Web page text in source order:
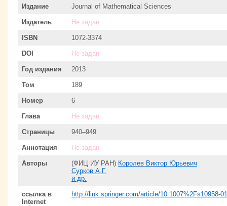
Издание Journal of Mathematical Sciences
Издатель Не задан
ISBN 1072-3374
DOI Не задан
Год издания 2013
Том 189
Номер 6
Глава Не задан
Страницы 940–949
Аннотация Не задан
Авторы (ФИЦ ИУ РАН) Королев Виктор Юрьевич
Сурков А.Г.
и др.
ссылка в
Internet
http://link.springer.com/article/10.1007%2Fs10958-